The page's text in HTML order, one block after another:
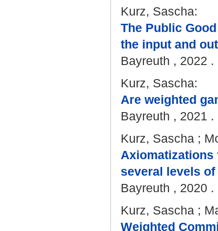
Kurz, Sascha:
The Public
the input and
Bayreuth , 2022 .
Kurz, Sascha:
Are weighted
Bayreuth , 2021 .
Kurz, Sascha ;
Axiomatizations
several levels
Bayreuth , 2020 .
Kurz, Sascha ;
Weighted